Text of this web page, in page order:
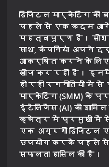
डिजिटल मार्केटिंग
पहले से एक कदम
महत्वपूर्ण है। सोशल
साथ, कंपनियां अपने
आकर्षित करने के लिए
खोज कर रही हैं।
हो रही रणनीतियों में से
मार्केटिंग (SMM) के
इंटेलिजेंस (AI) को
क्षेत्र में प्रमुखों में से
एक अग्रणी डिजिटल
उपयोग करके पहले से
सफलता हासिल की है।